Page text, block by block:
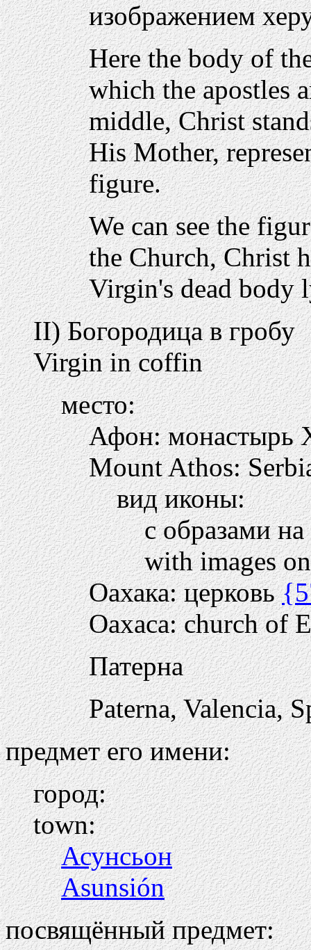
изображением
Here the body of
which the apostles
middle, Christ
His Mother,
figure.
We can see the
the Church, Christ
Virgin's dead body
II) Богородица в гробу
Virgin in coffin
место:
Афон: монастырь
Mount Athos:
вид иконы:
с образами
with images
Оахака: церковь
Oaxaca: church of
Патерна
Paterna, Valencia,
предмет его имени:
город:
town:
Асунсьон
Asunsión
посвящённый предмет: